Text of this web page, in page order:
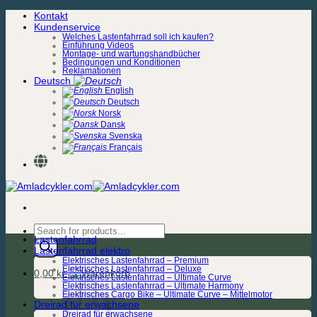
Zum
Inhalt
Kontakt
Kundenservice
Welches Lastenfahrrad soll ich kaufen?
Einführung Videos
Montage- und wartungshandbücher
Bedingungen und Konditionen
Reklamationen
Deutsch
English
Deutsch
Norsk
Dansk
Svenska
Français
Products
search
0,00kr.
Lastenfahrrad
Lastenfahrrad elektro
Elektrisches Lastenfahrrad – Premium
Elektrisches Lastenfahrrad – Deluxe
Elektrisches Lastenfahrrad – Ultimate Curve
Elektrisches Lastenfahrrad – Ultimate Harmony
Elektrisches Cargo Bike – Ultimate Curve – Mittelmotor
Dreirad für erwachsene
Dreirad für erwachsene